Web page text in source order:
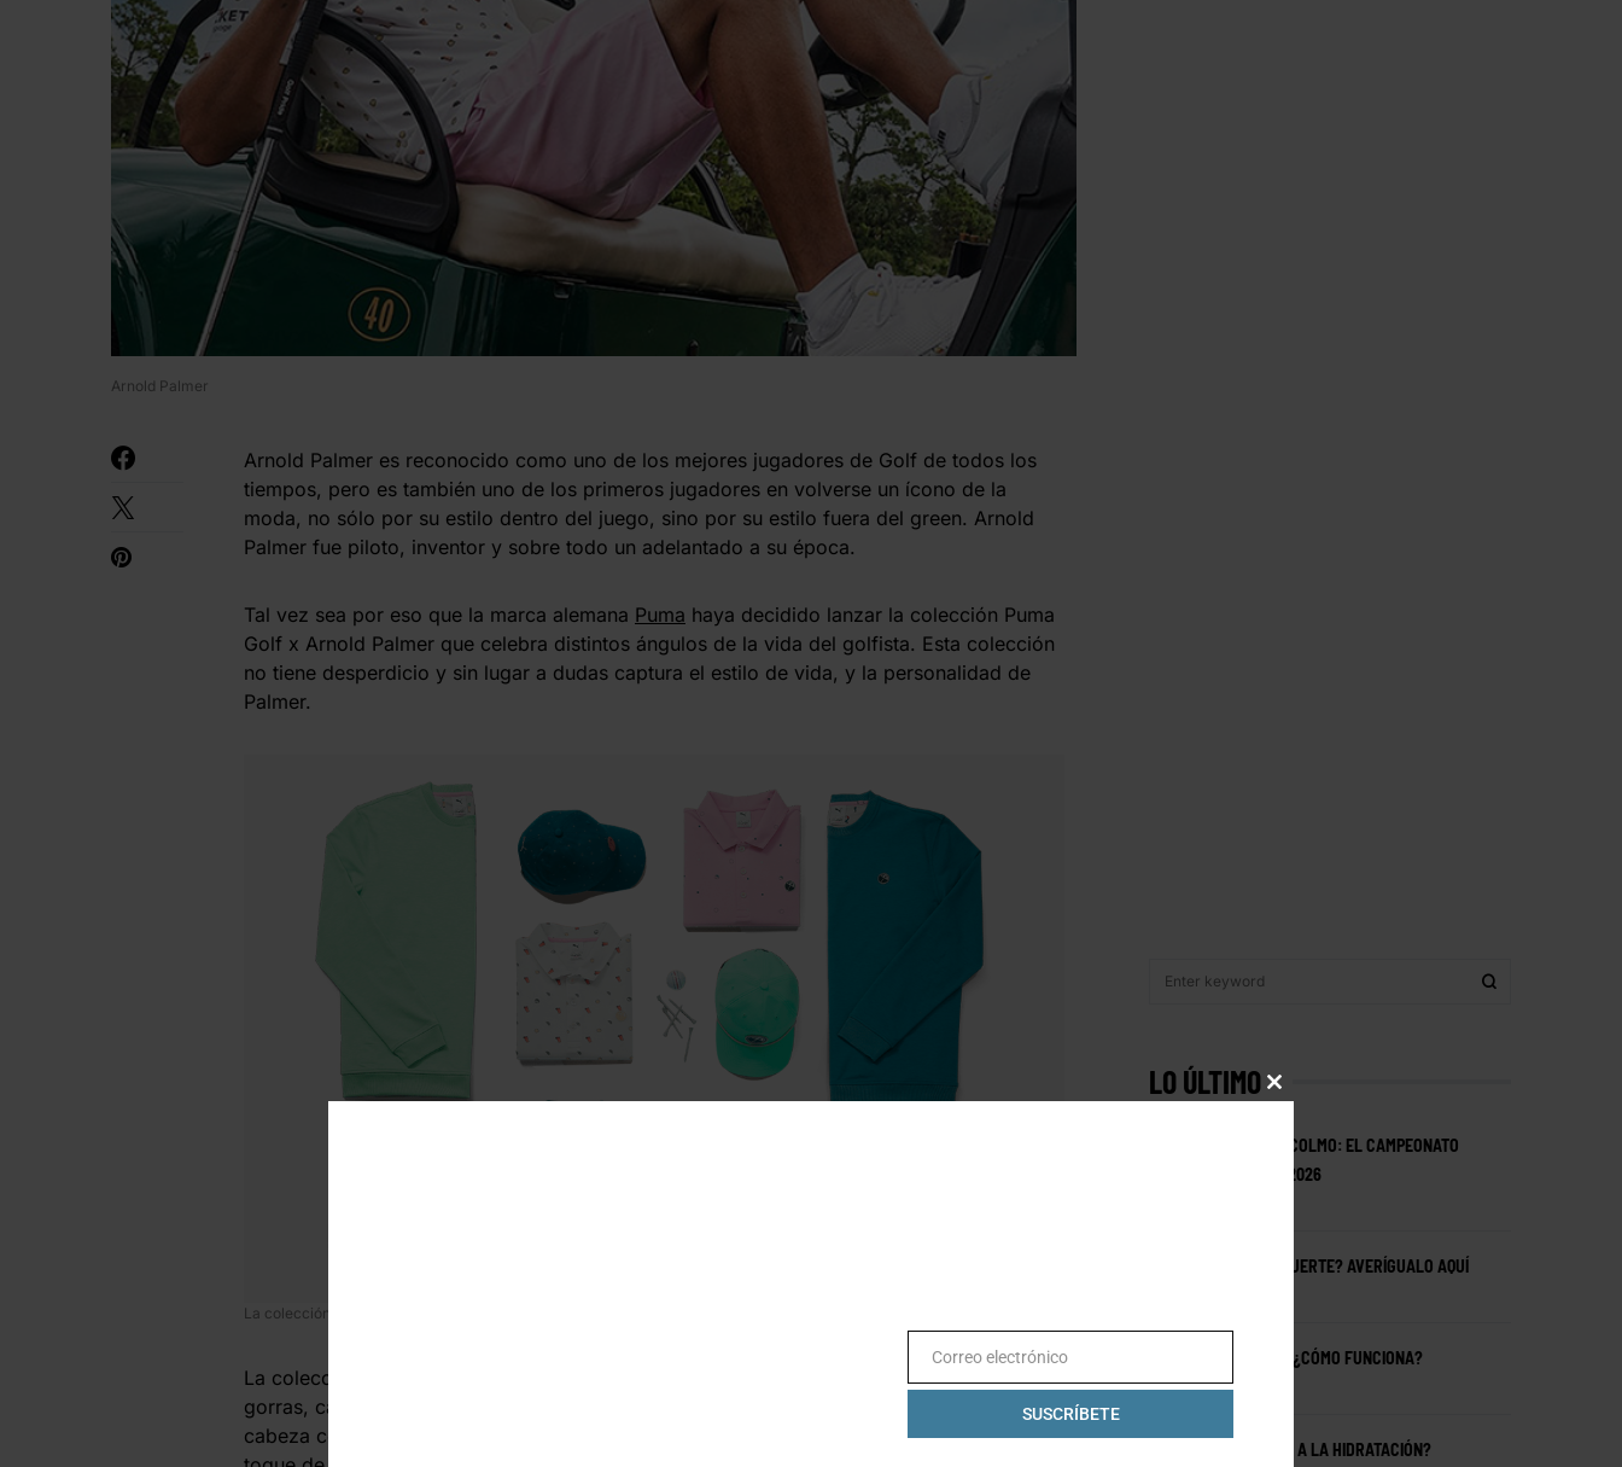
Arnold Palmer
Arnold Palmer es reconocido como uno de los mejores jugadores de Golf de todos los
tiempos, pero es también uno de los primeros jugadores en volverse un ícono de la
moda, no sólo por su estilo dentro del juego, sino por su estilo fuera del green. Arnold
Palmer fue piloto, inventor y sobre todo un adelantado a su época.
Tal vez sea por eso que la marca alemana Puma haya decidido lanzar la colección Puma
Golf x Arnold Palmer que celebra distintos ángulos de la vida del golfista. Esta colección
no tiene desperdicio y sin lugar a dudas captura el estilo de vida, y la personalidad de
Palmer.
La colección completa de Arnold Palmer
La colección Arnold Palmer está compuesta por playeras, suéteres, shorts, pantalones,
gorras, calcetines, calzado y chaquetas, lo que significa que puedes vestirte de pies a
cabeza como el ícono. La paleta de colores es también sensacional ya que le da un
LO ÚLTIMO
MEXICANOS EN ESTOCOLMO: EL CAMPEONATO
MUNDIAL DE HYROX 2026
¿ERES REALMENTE FUERTE? AVERÍGUALO AQUÍ
CREATINA: ¿QUÉ ES? ¿CÓMO FUNCIONA?
AUGUST 26, 2025
¿LA CERVEZA AYUDA A LA HIDRATACIÓN?
CLOSE
MODULE
EmailCorreo electrónico
SUSCRÍBETE